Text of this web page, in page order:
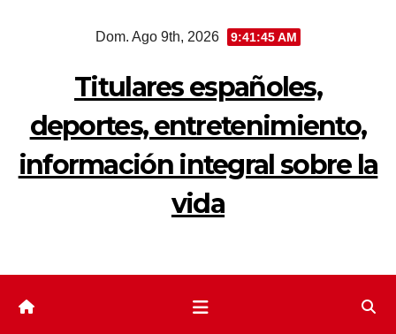
Dom. Ago 9th, 2026 9:41:45 AM
Titulares españoles,
deportes, entretenimiento,
información integral sobre la
vida